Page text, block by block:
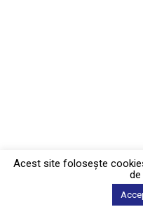
Acest site foloseşte
de